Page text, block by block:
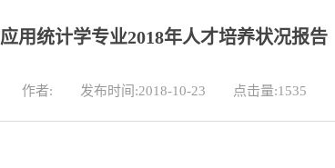
应用统计学专业2018年人才培养状况报告
作者: 发布时间:2018-10-23 点击量:1535